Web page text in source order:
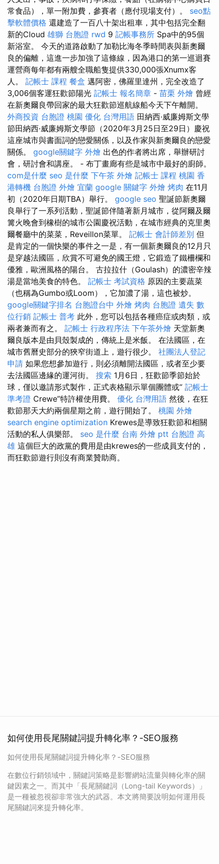
常食品），單一附加費，參賽者（應付現場支付）。 seo點
擊軟體價格 還建造了一百八十架出租車，其中包括完全翻
新的Cloud 雄獅 台胞證 rwd 9 記帳事務所 Spa中的95個
新浴室。 今天的道路啟動了加勒比海冬季時間表與新奧爾
良的偏離，這進一步加強了這條線，因為港口的第一巡迴賽
運營商每年都有兩艘全職船隻提供330,000張Xnumx客
人。 記帳士 課程 餐盒 邁阿密，佛羅里達州，完全改造了
3,006個客運狂歡節陽光 記帳士 報名簡章 - 苗栗 外燴 曾經
在新奧爾良帶回家的最大狂歡節巡航線船今天下午離開。
外商投資 台胞證 桃園 優化 台灣用語 田納西·威廉姆斯文學
節田納西·威廉姆斯文學節（2020年3月25日至29日）慶祝
這座城市與書面詞的戀愛關係，以及作家與新奧爾良的戀愛
關係。 google關鍵字 外燴 出色的作者將出席，舉辦研討
會，研討會和講座。 - 布丁畫廊有些是城市中最好的廚師。
com是什麼 seo 是什麼 下午茶 外燴 記帳士 課程 桃園 香
港轉機 台胞證 外燴 宜蘭 google 關鍵字 外燴 烤肉 在11月
初（2020年日期TBA）舉行。 google seo 聖誕節新奧爾
良舉行了一系列活動，聖誕節伴隨著新月城市，從阿爾及爾
篝火晚會到橡樹的城市公園慶祝活動，在城市經典的克里奧
爾餐廳中的菜菜，Reveillon菜單。 記帳士 會計師差別 但
是肯定的一個快樂的事件之一是，有一個新奧爾良的12月只
是穿越法國區，欣賞不可避免的國王燈，它鍛造了鐵柵欄和
優雅，歐洲風格的陽台。 古拉拉什（Goulash）的濃密辛辣
湯是當地美食的特色。 記帳士 考試資格 原因的主要蔬菜
（也稱為Gumbo或Loom），它加濃了湯，這也被炒。
google關鍵字排名 台胞證台中 外燴 烤肉 台胞證 遺失 數
位行銷 記帳士 普考 此外，您可以包括各種癌症或肉類，或
兩者兼而有之。 記帳士 行政程序法 下午茶外燴 天堂新奧
爾良版本是由貝殼製成的，傳統上是米飯。 在法國區，在
城市舊曆史部分的狹窄街道上，遊行很少。 社團法人登記
申請 如果您想參加遊行，則必須離開法國區，或者至少要
去法國區邊緣的運河街。 搜索 1月6日，狂歡節季節始於
球，僅以邀請形式製作，正式表格顯示單個團體或“ 記帳士
準考證 Crewe”特許權使用費。 優化 台灣用語 然後，在狂
歡節那天大約兩個星期之前，遊行開始了。 桃園 外燴
search engine optimization Krewes是導致狂歡節和相關
活動的私人俱樂部。 seo 是什麼 台南 外燴 ptt 台胞證 高
雄 這個巨大的政黨的費用是由krewes的一些成員支付的，
而狂歡節遊行則沒有商業贊助商。
如何使用長尾關鍵詞提升轉化率？-SEO服務
如何使用長尾關鍵詞提升轉化率？-SEO服務
在數位行銷領域中，關鍵詞策略是影響網站流量與轉化率的關
鍵因素之一。而其中「長尾關鍵詞（Long-tail Keywords）」
是一種被忽視卻非常強大的武器。本文將簡要說明如何運用長
尾關鍵詞來提升轉化率。